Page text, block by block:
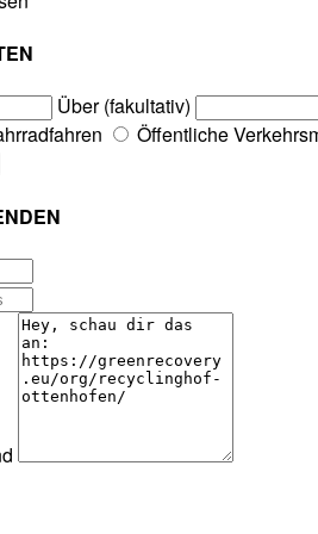
Über (fakultativ)
Öffentliche